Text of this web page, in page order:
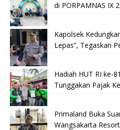
di PORPAMNAS IX
Kapolsek
Lepas”, Tegaskan
Hadiah HUT RI ke-
Tunggakan Pajak
Primaland Buka
Wangsakarta